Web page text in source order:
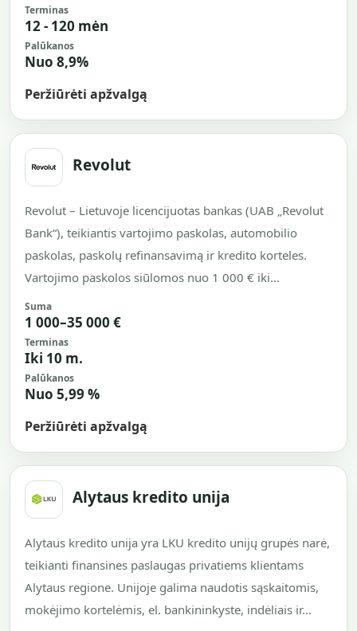
Terminas
12 - 120 mėn
Palūkanos
Nuo 8,9%
Peržiūrėti apžvalgą
Revolut
Revolut – Lietuvoje licencijuotas bankas (UAB „Revolut
Bank“), teikiantis vartojimo paskolas, automobilio
paskolas, paskolų refinansavimą ir kredito korteles.
Vartojimo paskolos siūlomos nuo 1 000 € iki...
Suma
1 000–35 000 €
Terminas
Iki 10 m.
Palūkanos
Nuo 5,99 %
Peržiūrėti apžvalgą
Alytaus kredito unija
Alytaus kredito unija yra LKU kredito unijų grupės narė,
teikianti finansines paslaugas privatiems klientams
Alytaus regione. Unijoje galima naudotis sąskaitomis,
mokėjimo kortelėmis, el. bankininkyste, indėliais ir...